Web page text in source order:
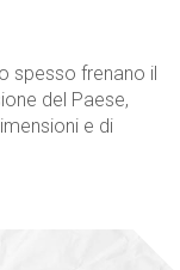
spesso frenano il
del Paese,
e di